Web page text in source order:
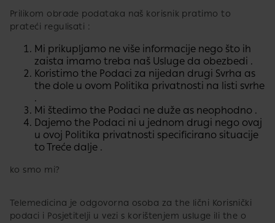
Prilikom obrade podataka​ naš korisnik pratimo to​
prateći regulisati :
Mi prikupljamo ne više informacije nego što ih
zaista imamo treba​ naš Usluge da obezbedi .
Koristimo​ the Podaci za nijedan drugi Svrha as
the dole u ovom Politika privatnosti na listi svrhe
.
Mi štedimo the Podaci ne duže as neophodno .
Dajemo​ the Podaci ni u jednom drugi nego ovaj
u ovoj Politika privatnosti specificirano situacije
to Treće dalje .
ko smo mi?
Telemedicina je odgovorna osoba za the lični Korisnički
podaci i Posjetitelji u vezi s korištenjem usluge​​​ ili the o